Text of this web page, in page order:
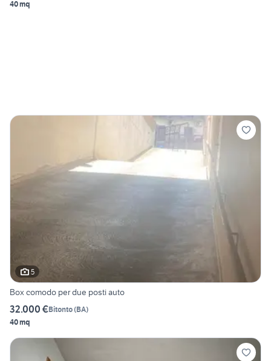
40 mq
5
Box comodo per due posti auto
32.000 €Bitonto(BA)
40 mq